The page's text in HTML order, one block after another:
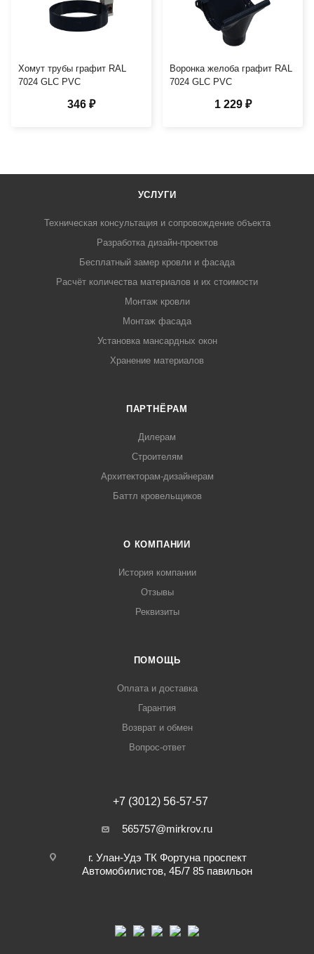
Хомут трубы графит RAL
7024 GLC PVC
346 ₽
Воронка желоба графит RAL
7024 GLC PVC
1 229 ₽
УСЛУГИ
Техническая консультация и сопровождение объекта
Разработка дизайн-проектов
Бесплатный замер кровли и фасада
Расчёт количества материалов и их стоимости
Монтаж кровли
Монтаж фасада
Установка мансардных окон
Хранение материалов
ПАРТНЁРАМ
Дилерам
Строителям
Архитекторам-дизайнерам
Баттл кровельщиков
О КОМПАНИИ
История компании
Отзывы
Реквизиты
ПОМОЩЬ
Оплата и доставка
Гарантия
Возврат и обмен
Вопрос-ответ
+7 (3012) 56-57-57
565757@mirkrov.ru
г. Улан-Удэ ​ТК Фортуна​ проспект
Автомобилистов, 4Б/7 ​85 павильон